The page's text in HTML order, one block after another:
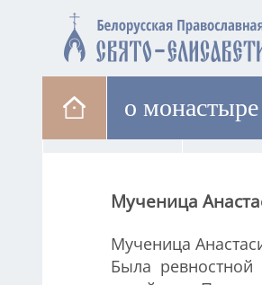
о монастыре
Мученица
Мученица
Была